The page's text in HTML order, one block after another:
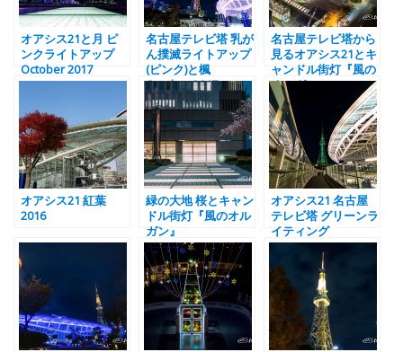
オアシス21と月 ピ
ンクライトアップ
October 2017
名古屋テレビ塔 乳が
ん撲滅ライトアップ
(ピンク)と楓
October 2017
名古屋テレビ塔から
見るオアシス21とキ
ャンドル街灯『風の
オルガン』
オアシス21 紅葉
2016
緑の大地 桜とキャン
ドル街灯『風のオル
ガン』
オアシス21 名古屋
テレビ塔 グリーンラ
イティング